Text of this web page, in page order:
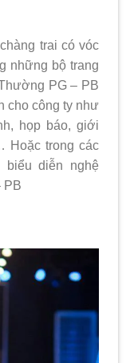
trai có vóc
những bộ trang
PG – PB
cho công ty như
họp báo, giới
Hoặc trong các
diễn nghệ
PB